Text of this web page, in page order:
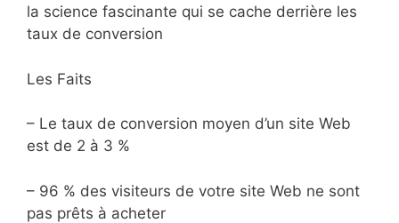
la science fascinante qui se cache derrière les
taux de conversion
Les Faits
– Le taux de conversion moyen d’un site Web
est de 2 à 3 %
– 96 % des visiteurs de votre site Web ne sont
pas prêts à acheter